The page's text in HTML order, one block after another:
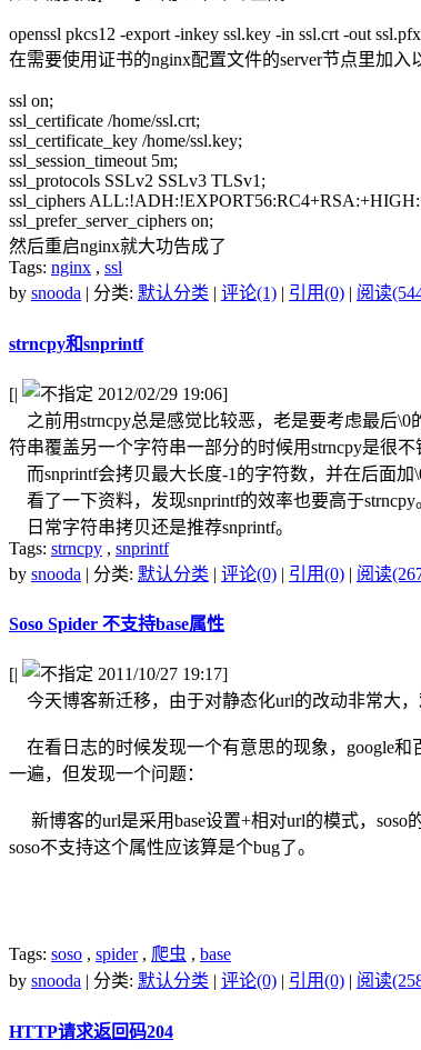
openssl pkcs12 -export -inkey ssl.key -in ssl.crt -out ssl.pfx
在需要使用证书的nginx配置文件的server节点里加入
ssl on;
ssl_certificate /home/ssl.crt;
ssl_certificate_key /home/ssl.key;
ssl_session_timeout 5m;
ssl_protocols SSLv2 SSLv3 TLSv1;
ssl_ciphers
ssl_prefer_server_ciphers on;
然后重启nginx就大功告成了
Tags: nginx , ssl
by snooda | 分类: 默认分类 | 评论(1) | 引用(0) | 阅读
strncpy和snprintf
[|
2012/02/29 19:06]
之前用strncpy总是感觉比较恶，老是要考虑最后\0
符串覆盖另一个字符串一部分的时候用strncpy是很
而snprintf会拷贝最大长度-1的字符数，并在后面加
看了一下资料，发现snprintf的效率也要高于strncpy
日常字符串拷贝还是推荐snprintf。
Tags: strncpy , snprintf
by snooda | 分类: 默认分类 | 评论(0) | 引用(0) | 阅读
Soso Spider 不支持base属性
[
2011/10/27 19:17]
今天博客新迁移，由于对静态化url的改动非常大，
在看日志的时候发现一个有意思的现象，google和
一遍，但发现一个问题：
新博客的url是采用base设置+相对url的模式，soso
soso不支持这个属性应该算是个bug了。
Tags: soso , spider, 爬虫 , base
by snooda | 分类: 默认分类 评论(0) 引用(0) 阅读
HTTP请求返回码204